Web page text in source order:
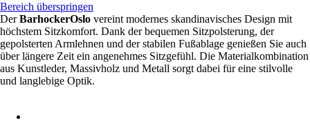
Bereich überspringen
DerBarhockerOslo vereint modernes skandinavisches Design mit
höchstem Sitzkomfort. Dank der bequemen Sitzpolsterung, der
gepolsterten Armlehnen und der stabilen Fußablage genießen Sie auch
über längere Zeit ein angenehmes Sitzgefühl. Die Materialkombination
aus Kunstleder, Massivholz und Metall sorgt dabei für eine stilvolle
und langlebige Optik.